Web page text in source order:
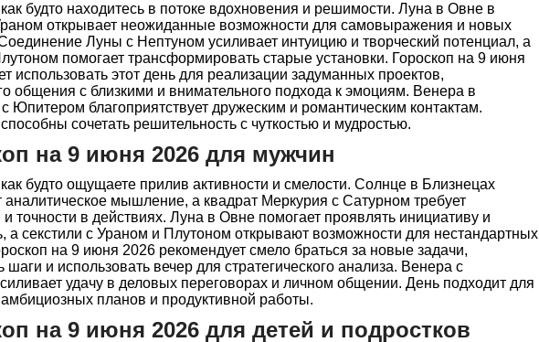
будто находитесь в потоке вдохновения и решимости. Луна в Овне в
открывает неожиданные возможности для самовыражения и новых
Луны с Нептуном усиливает интуицию и творческий потенциал, а
помогает трансформировать старые установки. Гороскоп на 9 июня
использовать этот день для реализации задуманных проектов,
общения с близкими и внимательного подхода к эмоциям. Венера в
Юпитером благоприятствует дружеским и романтическим контактам.
сочетать решительность с чуткостью и мудростью.
на 9 июня 2026 для мужчин
будто ощущаете прилив активности и смелости. Солнце в Близнецах
аналитическое мышление, а квадрат Меркурия с Сатурном требует
точности в действиях. Луна в Овне помогает проявлять инициативу и
а секстили с Ураном и Плутоном открывают возможности для нестандартных
на 9 июня 2026 рекомендует смело браться за новые задачи,
шаги и использовать вечер для стратегического анализа. Венера с
удачу в деловых переговорах и личном общении. День подходит для
планов и продуктивной работы.
на 9 июня 2026 для детей и подростков